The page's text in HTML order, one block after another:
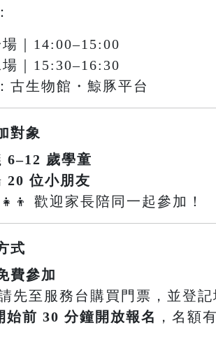
：
｜14:00–15:00
｜15:30–16:30
：古生物館・鯨豚平台
對象
6–12 歲學童
20 位小朋友
歡迎家長陪同一起參加！
式
費參加
先至服務台購買門票，並登記
始前 30 分鐘開放報名 ，名額